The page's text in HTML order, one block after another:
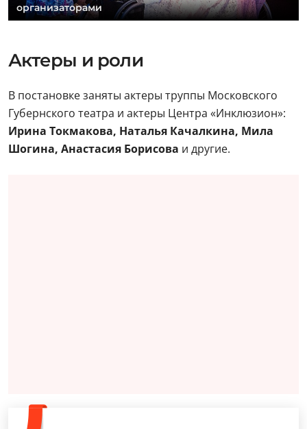
организаторами
Актеры и роли
В постановке заняты актеры труппы Московского
Губернского театра и актеры Центра «Инклюзион»:
Ирина Токмакова, Наталья Качалкина, Мила
Шогина, Анастасия Борисова и другие.